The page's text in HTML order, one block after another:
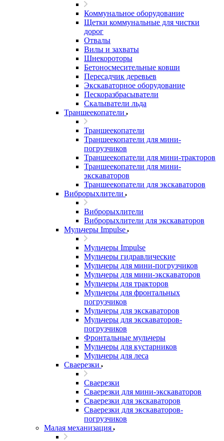
Коммунальное оборудование
Щетки коммунальные для чистки
дорог
Отвалы
Вилы и захваты
Шнекороторы
Бетоносмесительные ковши
Пересадчик деревьев
Экскаваторное оборудование
Пескоразбрасыватели
Скалыватели льда
Траншеекопатели
Траншеекопатели
Траншеекопатели для мини-
погрузчиков
Траншеекопатели для мини-тракторов
Траншеекопатели для мини-
экскаваторов
Траншеекопатели для экскаваторов
Виброрыхлители
Виброрыхлители
Виброрыхлители для экскаваторов
Мульчеры Impulse
Мульчеры Impulse
Мульчеры гидравлические
Мульчеры для мини-погрузчиков
Мульчеры для мини-экскаваторов
Мульчеры для тракторов
Мульчеры для фронтальных
погрузчиков
Мульчеры для экскаваторов
Мульчеры для экскаваторов-
погрузчиков
Фронтальные мульчеры
Мульчеры для кустарников
Мульчеры для леса
Сваерезки
Сваерезки
Сваерезки для мини-экскаваторов
Сваерезки для экскаваторов
Сваерезки для экскаваторов-
погрузчиков
Малая механизация